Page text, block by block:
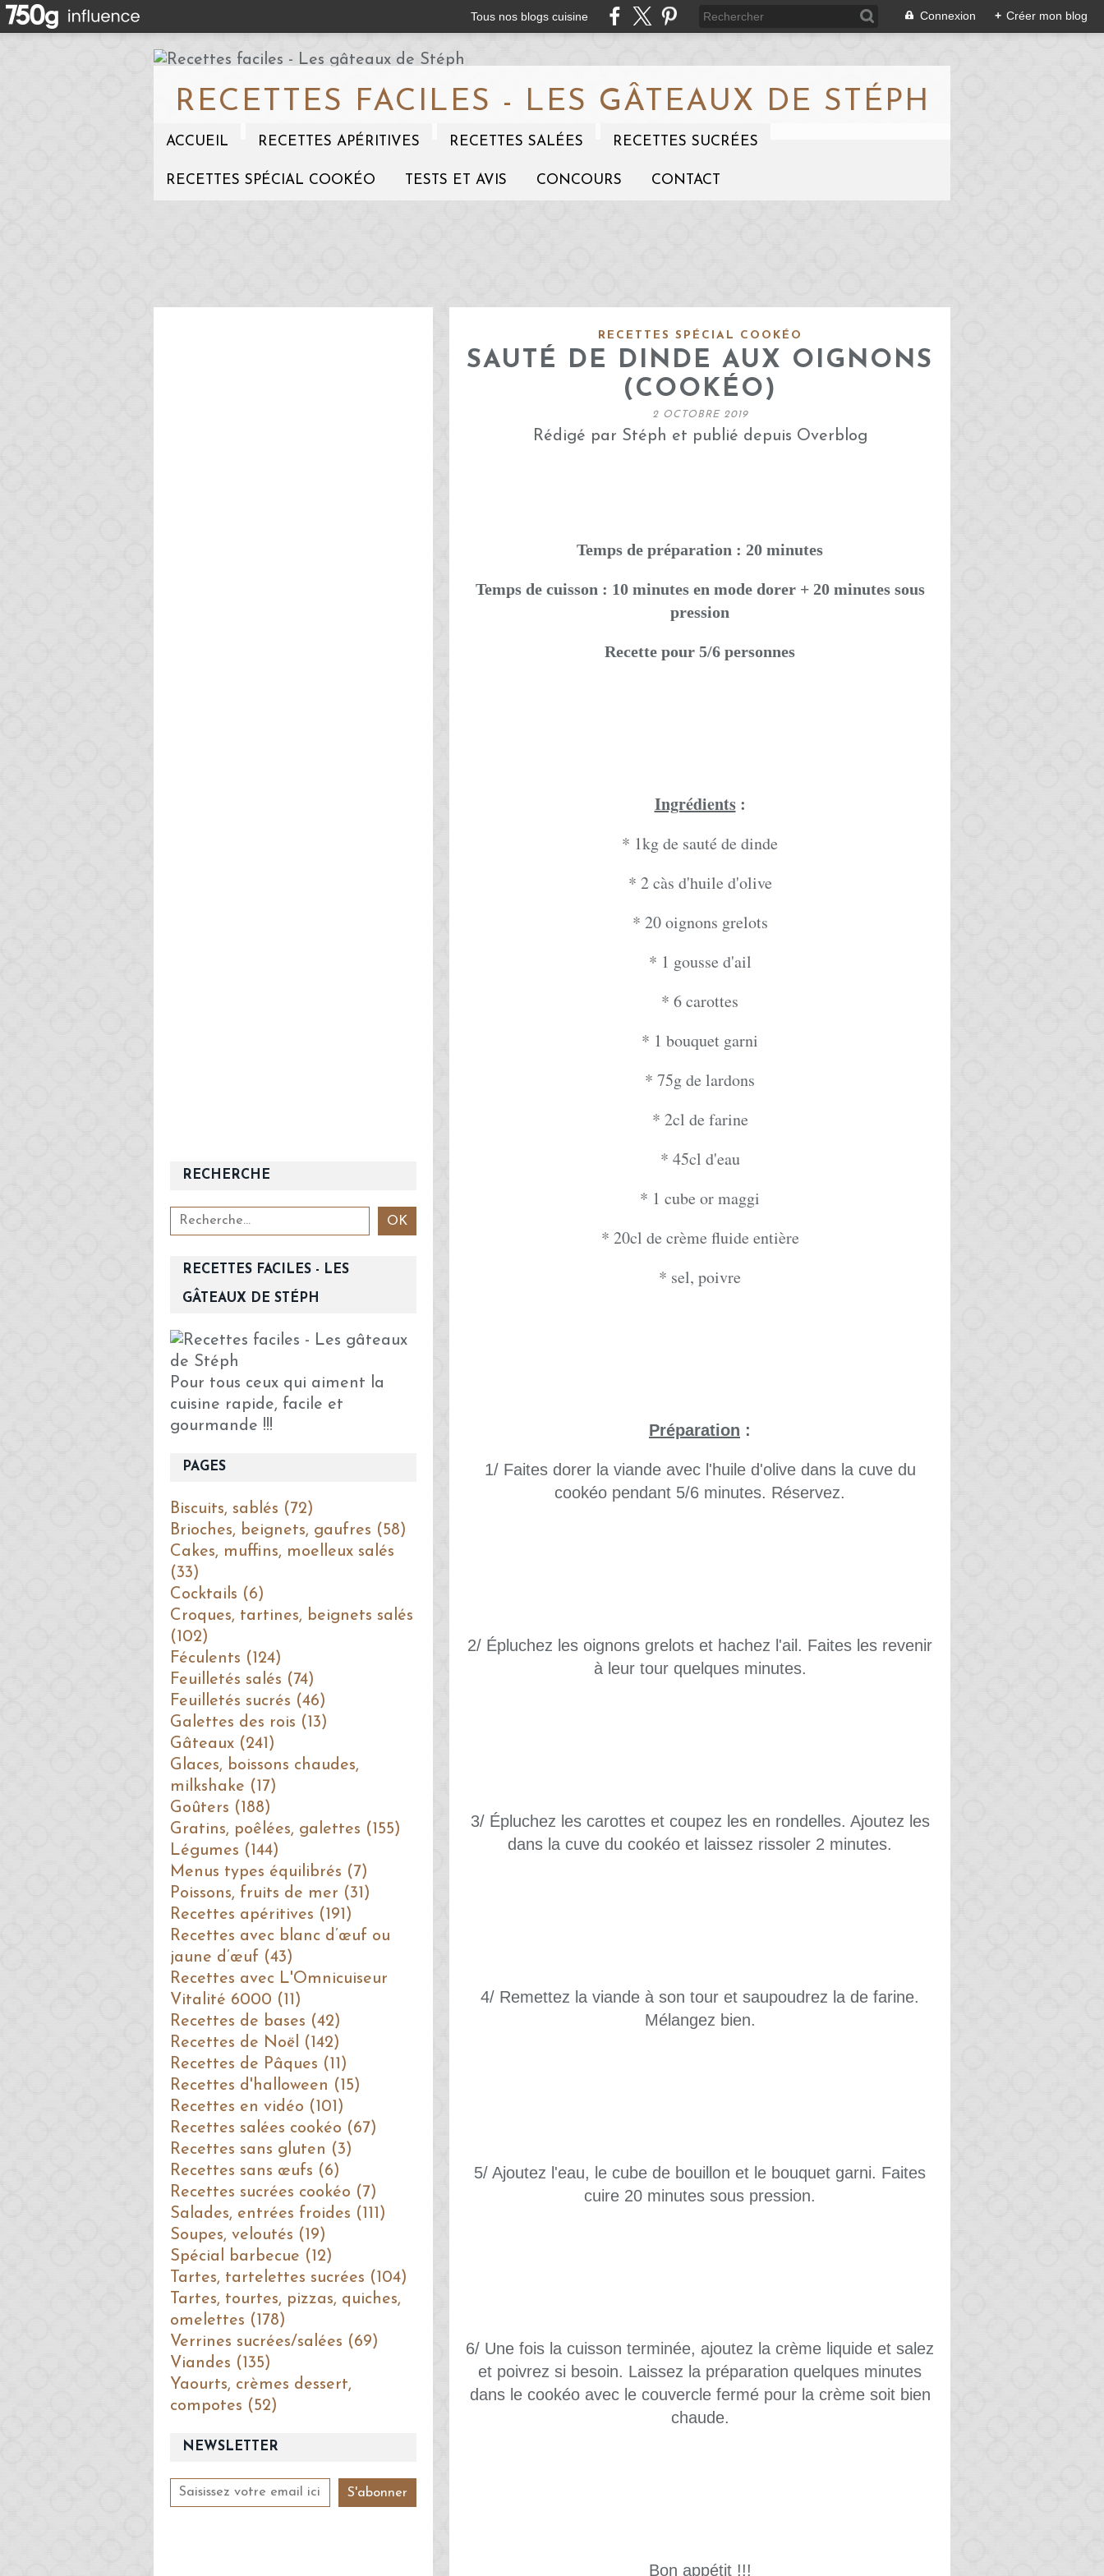
Tous nos blogs cuisine Connexion + Créer mon blog
RECETTES FACILES - LES GÂTEAUX DE STÉPH
ACCUEIL RECETTES APÉRITIVES RECETTES SALÉES RECETTES SUCRÉES
RECETTES SPÉCIAL COOKÉO TESTS ET AVIS CONCOURS CONTACT
RECETTES SPÉCIAL COOKÉO
SAUTÉ DE DINDE AUX OIGNONS
(COOKÉO)
2 OCTOBRE 2019
Rédigé par Stéph et publié depuis Overblog
Temps de préparation : 20 minutes
Temps de cuisson : 10 minutes en mode dorer + 20 minutes sous
pression
Recette pour 5/6 personnes
Ingrédients:
* 1kg de sauté de dinde
* 2 càs d'huile d'olive
* 20 oignons grelots
* 1 gousse d'ail
* 6 carottes
* 1 bouquet garni
* 75g de lardons
* 2cl de farine
* 45cl d'eau
* 1 cube or maggi
* 20cl de crème fluide entière
* sel, poivre
Préparation :
1/ Faites dorer la viande avec l'huile d'olive dans la cuve du
cookéo pendant 5/6 minutes. Réservez.
2/ Épluchez les oignons grelots et hachez l'ail. Faites les revenir
à leur tour quelques minutes.
3/ Épluchez les carottes et coupez les en rondelles. Ajoutez les
dans la cuve du cookéo et laissez rissoler 2 minutes.
4/ Remettez la viande à son tour et saupoudrez la de farine.
Mélangez bien.
5/ Ajoutez l'eau, le cube de bouillon et le bouquet garni. Faites
cuire 20 minutes sous pression.
6/ Une fois la cuisson terminée, ajoutez la crème liquide et salez
et poivrez si besoin. Laissez la préparation quelques minutes
dans le cookéo avec le couvercle fermé pour la crème soit bien
chaude.
Bon appétit !!!
NEWSLETTER
RECHERCHE
RECETTES FACILES - LES
GÂTEAUX DE STÉPH
Pour tous ceux qui aiment la
cuisine rapide, facile et
gourmande !!!
PAGES
Biscuits, sablés (72)
Brioches, beignets, gaufres (58)
Cakes, muffins, moelleux salés
(33)
Cocktails (6)
Croques, tartines, beignets salés
(102)
Féculents (124)
Feuilletés salés (74)
Feuilletés sucrés (46)
Galettes des rois (13)
Gâteaux (241)
Glaces, boissons chaudes,
milkshake (17)
Goûters (188)
Gratins, poêlées, galettes (155)
Légumes (144)
Menus types équilibrés (7)
Poissons, fruits de mer (31)
Recettes apéritives (191)
Recettes avec blanc d’œuf ou
jaune d’œuf (43)
Recettes avec L'Omnicuiseur
Vitalité 6000 (11)
Recettes de bases (42)
Recettes de Noël (142)
Recettes de Pâques (11)
Recettes d'halloween (15)
Recettes en vidéo (101)
Recettes salées cookéo (67)
Recettes sans gluten (3)
Recettes sans œufs (6)
Recettes sucrées cookéo (7)
Salades, entrées froides (111)
Soupes, veloutés (19)
Spécial barbecue (12)
Tartes, tartelettes sucrées (104)
Tartes, tourtes, pizzas, quiches,
omelettes (178)
Verrines sucrées/salées (69)
Viandes (135)
Yaourts, crèmes dessert,
compotes (52)